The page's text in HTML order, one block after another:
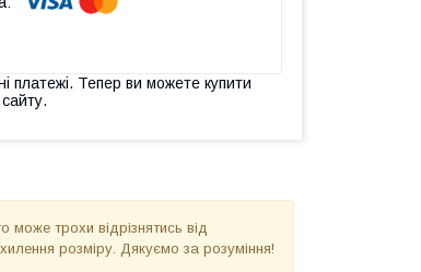
платежі. Тепер ви можете купити
може трохи відрізнятись від
розміру. Дякуємо за розуміння!